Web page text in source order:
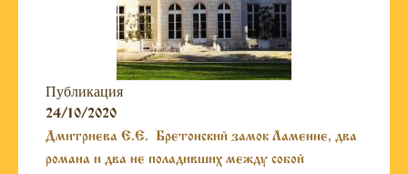
Публикация
24/10/2020
Дмитриева Е.Е. Бретонский замок Ламенне, два
романа и два не поладивших между собой